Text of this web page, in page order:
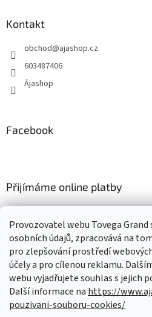
Provozovatel webu Tovega Grand
osobních údajů, zpracovává na
pro zlepšování prostředí
účely a pro cílenou reklamu.
webu vyjadřujete souhlas s jejich
Další informace na https://
pouzivani-souboru-cookies/
Kontakt
obchod@ajashop.cz
603487406
Ájashop
Facebook
Přijímáme online platby
Nákupní košík
0KS /0